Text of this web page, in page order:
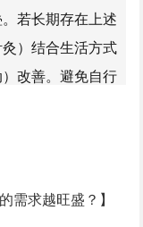
若长期存在上述
）结合生活方式
改善。避免自行
需求越旺盛？】